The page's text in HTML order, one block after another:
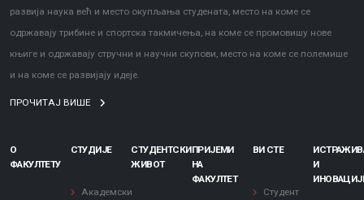
развија наука већ и место окупљања студената, место на коме се
одржавају трибине и спортска такмичења, на коме се промовишу нове
књиге и одржавају стручни и научни скупови, место на коме се полемише
и на коме се развијају идеје.
ПРОЧИТАЈ ВИШЕ
О
ФАКУЛТЕТУ
СТУДИЈЕ
Академски
СТУДЕНТСКИ
ЖИВОТ
ПРИЈЕМИ
НА
ФАКУЛТЕТ
ВИ СТЕ
Студент
И